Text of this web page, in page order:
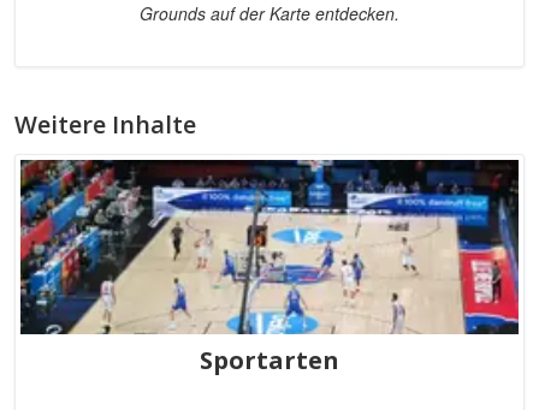
Grounds auf der Karte entdecken.
Weitere Inhalte
Sportarten